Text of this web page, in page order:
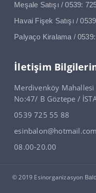
Meşale Satışı / 0539:
Havai Fişek Satışı /
Palyaço Kiralama /
İletişim
Merdivenköy Mahallesi
No:47/ B Göztepe /
0539 725 55 88
esinbalon@hotmail.com
08.00-20.00
© 2019 Esinorganizasyon